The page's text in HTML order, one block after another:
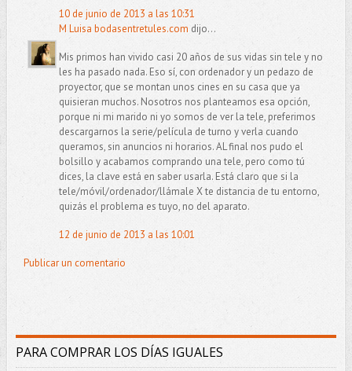
10 de junio de 2013 a las 10:31
M Luisa bodasentretules.com dijo...
Mis primos han vivido casi 20 años de sus vidas sin tele y no
les ha pasado nada. Eso sí, con ordenador y un pedazo de
proyector, que se montan unos cines en su casa que ya
quisieran muchos. Nosotros nos planteamos esa opción,
porque ni mi marido ni yo somos de ver la tele, preferimos
descargarnos la serie/película de turno y verla cuando
queramos, sin anuncios ni horarios. AL final nos pudo el
bolsillo y acabamos comprando una tele, pero como tú
dices, la clave está en saber usarla. Está claro que si la
tele/móvil/ordenador/llámale X te distancia de tu entorno,
quizás el problema es tuyo, no del aparato.
12 de junio de 2013 a las 10:01
Publicar un comentario
PARA COMPRAR LOS DÍAS IGUALES